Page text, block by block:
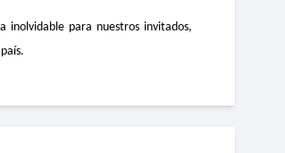
inolvidable para nuestros invitados,